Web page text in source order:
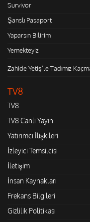
Survivor
Şanslı Pasaport
Yaparsın Bilirim
Yemekteyiz
Zahide Yetiş'le Tadımız
TV8
TV8
TV8 Canlı Yayın
Yatırımcı İlişkileri
İzleyici Temsilcisi
İletişim
İnsan Kaynakları
Frekans Bilgileri
Gizlilik Politikası